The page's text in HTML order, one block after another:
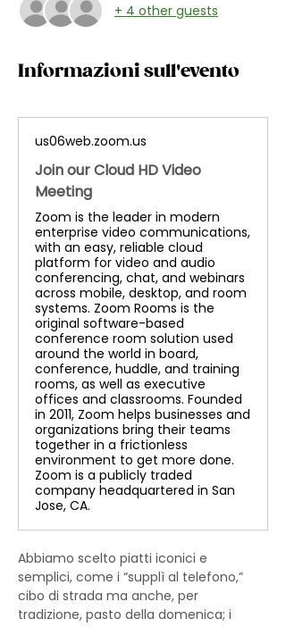
+ 4 other guests
Informazioni sull'evento
us06web.zoom.us
Join our Cloud HD Video
Meeting
Zoom is the leader in modern
enterprise video communications,
with an easy, reliable cloud
platform for video and audio
conferencing, chat, and webinars
across mobile, desktop, and room
systems. Zoom Rooms is the
original software-based
conference room solution used
around the world in board,
conference, huddle, and training
rooms, as well as executive
offices and classrooms. Founded
in 2011, Zoom helps businesses and
organizations bring their teams
together in a frictionless
environment to get more done.
Zoom is a publicly traded
company headquartered in San
Jose, CA.
Abbiamo scelto piatti iconici e
semplici, come i “supplì al telefono,”
cibo di strada ma anche, per
tradizione, pasto della domenica; i